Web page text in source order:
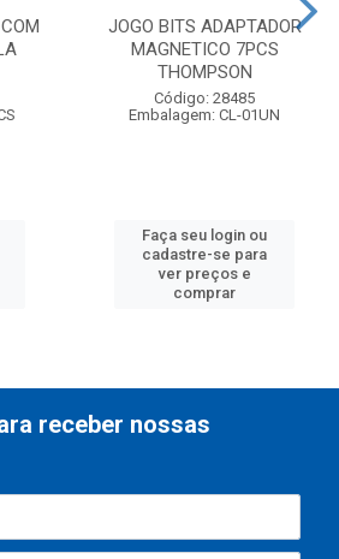
JOGO BITS ADAPTADOR
MAGNETICO 7PCS
THOMPSON
Código: 28485
Embalagem: CL-01UN
Faça seu login ou
cadastre-se para
ver preços e
comprar
receber nossas